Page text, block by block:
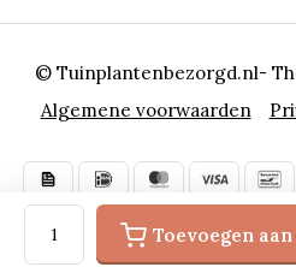
Toevoegen
Algemene voorwaarden
© Tuinplantenbezorgd.nl-